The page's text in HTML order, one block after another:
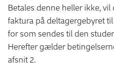
Betales denne heller ikke,
faktura på deltagergebyret
for som sendes til den
Herefter gælder
afsnit 2.